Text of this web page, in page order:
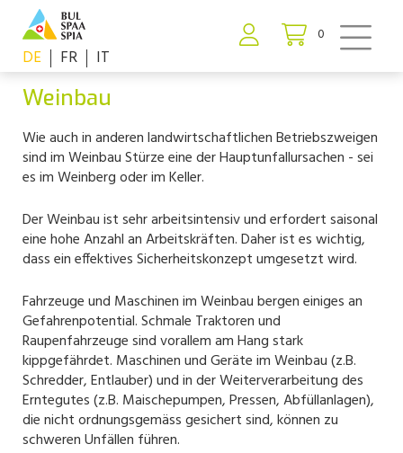
0
DE FR IT
Weinbau
Wie auch in anderen landwirtschaftlichen Betriebszweigen
sind im Weinbau Stürze eine der Hauptunfallursachen - sei
es im Weinberg oder im Keller.
Der Weinbau ist sehr arbeitsintensiv und erfordert saisonal
eine hohe Anzahl an Arbeitskräften. Daher ist es wichtig,
dass ein effektives Sicherheitskonzept umgesetzt wird.
Fahrzeuge und Maschinen im Weinbau bergen einiges an
Gefahrenpotential. Schmale Traktoren und
Raupenfahrzeuge sind vorallem am Hang stark
kippgefährdet. Maschinen und Geräte im Weinbau (z.B.
Schredder, Entlauber) und in der Weiterverarbeitung des
Erntegutes (z.B. Maischepumpen, Pressen, Abfüllanlagen),
die nicht ordnungsgemäss gesichert sind, können zu
schweren Unfällen führen.